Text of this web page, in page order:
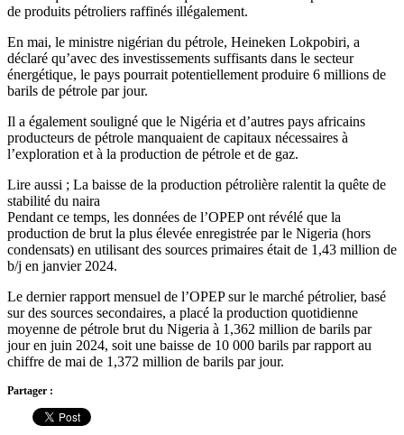
de produits pétroliers raffinés illégalement.
En mai, le ministre nigérian du pétrole, Heineken Lokpobiri, a
déclaré qu’avec des investissements suffisants dans le secteur
énergétique, le pays pourrait potentiellement produire 6 millions de
barils de pétrole par jour.
Il a également souligné que le Nigéria et d’autres pays africains
producteurs de pétrole manquaient de capitaux nécessaires à
l’exploration et à la production de pétrole et de gaz.
Lire aussi ; La baisse de la production pétrolière ralentit la quête de
stabilité du naira
Pendant ce temps, les données de l’OPEP ont révélé que la
production de brut la plus élevée enregistrée par le Nigeria (hors
condensats) en utilisant des sources primaires était de 1,43 million de
b/j en janvier 2024.
Le dernier rapport mensuel de l’OPEP sur le marché pétrolier, basé
sur des sources secondaires, a placé la production quotidienne
moyenne de pétrole brut du Nigeria à 1,362 million de barils par
jour en juin 2024, soit une baisse de 10 000 barils par rapport au
chiffre de mai de 1,372 million de barils par jour.
Partager :